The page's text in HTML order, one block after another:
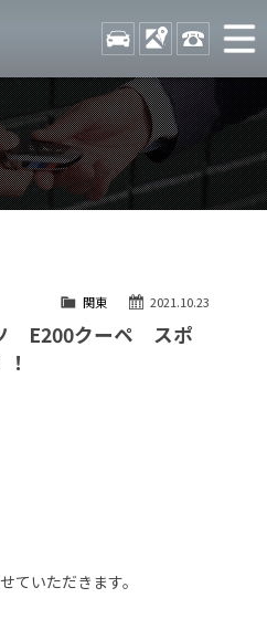
グループ BMW専門 八
STOCK ACCESS 042-
在庫リスト
店舗紹介
アクセスマップ
自動車保険2021.10.23
関東
E200クーペ スポ
ていただきます。